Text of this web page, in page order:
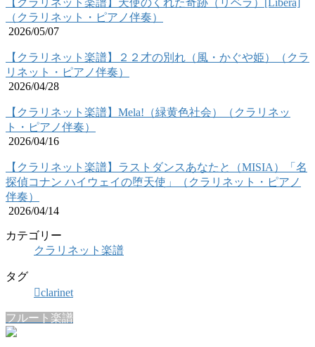
【クラリネット楽譜】天使のくれた奇跡（リベラ）[Libera]
（クラリネット・ピアノ伴奏）
2026/05/07
【クラリネット楽譜】２２才の別れ（風・かぐや姫）（クラ
リネット・ピアノ伴奏）
2026/04/28
【クラリネット楽譜】Mela!（緑黄色社会）（クラリネッ
ト・ピアノ伴奏）
2026/04/16
【クラリネット楽譜】ラストダンスあなたと（MISIA）「名
探偵コナン ハイウェイの堕天使」（クラリネット・ピアノ
伴奏）
2026/04/14
カテゴリー
クラリネット楽譜
タグ
clarinet
フルート楽譜